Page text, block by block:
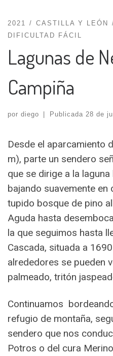
2021 CASTILLA Y LEÓN
DIFICULTAD FÁCIL
Lagunas de
Campiña
por diego Publicada 28 de
Desde el aparcamiento
m), parte un sendero
que se dirige a la
bajando suavemente en
tupido bosque de pino
Aguda hasta
la que seguimos hasta
Cascada, situada a
alrededores se pueden
palmeado, tritón
Continuamos
refugio de montaña,
sendero que nos
Potros o del cura